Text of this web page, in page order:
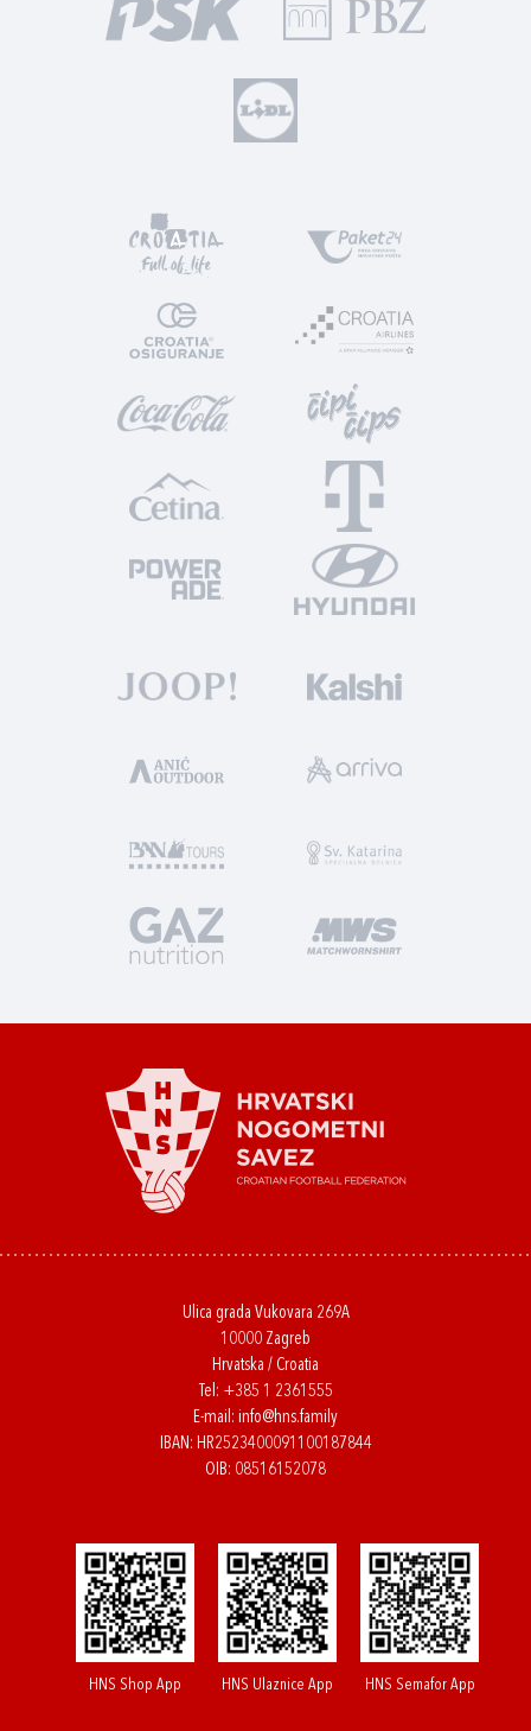
Ulica grada Vukovara 269A
10000 Zagreb
Hrvatska / Croatia
Tel: +385 1 2361555
E-mail: info@hns.family
IBAN: HR2523400091100187844
OIB: 08516152078
HNS Shop App HNS Ulaznice App HNS Semafor App